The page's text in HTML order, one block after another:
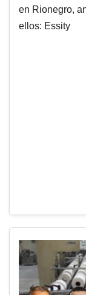
en Rionegro,
ellos: Essity